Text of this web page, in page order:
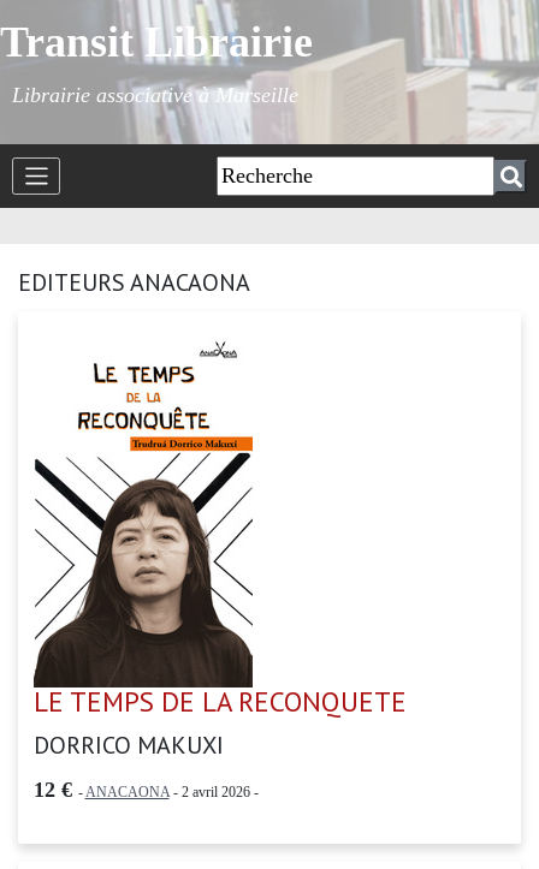
Transit Librairie
Librairie associative à Marseille
EDITEURS ANACAONA
LE TEMPS DE LA RECONQUETE
DORRICO MAKUXI
12 € -ANACAONA- 2 avril 2026 -